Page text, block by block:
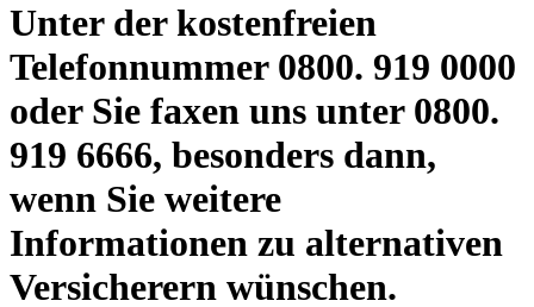
Unter der kostenfreien
Telefonnummer 0800. 919 0000
oder Sie faxen uns unter 0800.
919 6666, besonders dann,
wenn Sie weitere
Informationen zu alternativen
Versicherern wünschen.